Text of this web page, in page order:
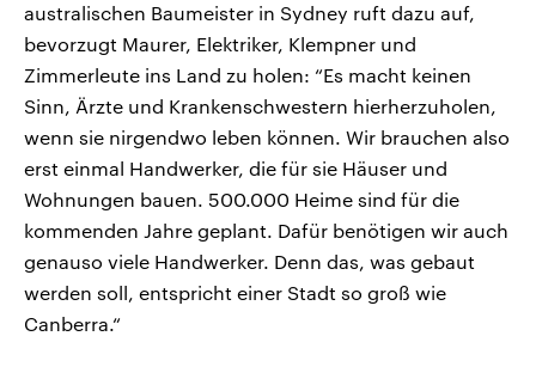
australischen Baumeister in Sydney ruft dazu auf,
bevorzugt Maurer, Elektriker, Klempner und
Zimmerleute ins Land zu holen: “Es macht keinen
Sinn, Ärzte und Krankenschwestern hierherzuholen,
wenn sie nirgendwo leben können. Wir brauchen also
erst einmal Handwerker, die für sie Häuser und
Wohnungen bauen. 500.000 Heime sind für die
kommenden Jahre geplant. Dafür benötigen wir auch
genauso viele Handwerker. Denn das, was gebaut
werden soll, entspricht einer Stadt so groß wie
Canberra.“